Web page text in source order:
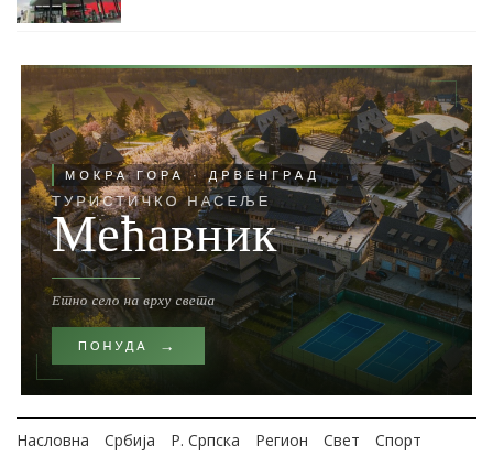
Насловна Србија Р. Српска Регион Свет
Спорт